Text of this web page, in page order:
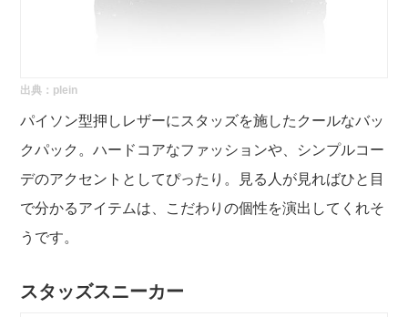
出典： plein
パイソン型押しレザーにスタッズを施したクールなバッ
クパック。ハードコアなファッションや、シンプルコー
デのアクセントとしてぴったり。見る人が見ればひと目
で分かるアイテムは、こだわりの個性を演出してくれそ
うです。
スタッズスニーカー